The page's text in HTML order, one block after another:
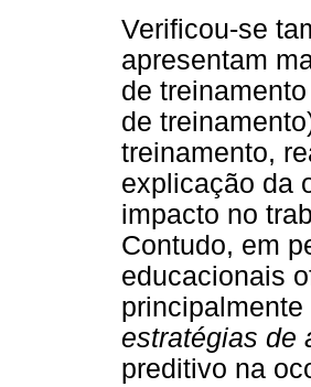
Verificou-se
apresentam
de
de
treinamento,
explicação da
impacto no
Contudo, em
educacionais
estratégias de
preditivo na